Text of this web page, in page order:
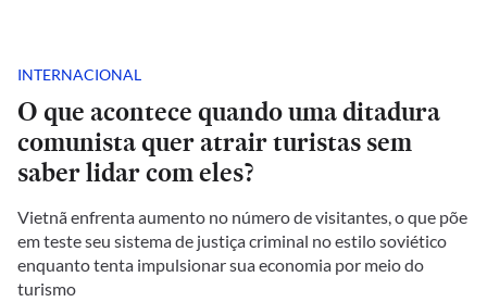
INTERNACIONAL
O que acontece quando uma ditadura
comunista quer atrair turistas sem
saber lidar com eles?
Vietnã enfrenta aumento no número de visitantes, o que põe
em teste seu sistema de justiça criminal no estilo soviético
enquanto tenta impulsionar sua economia por meio do
turismo